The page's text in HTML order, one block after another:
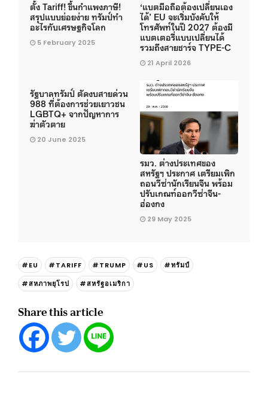
ตั้ง Tariff! ขึ้นกำแพงภาษี!
สรุปแบบย่อยง่าย ทรัมป์ทำ
อะไรกับเศรษฐกิจโลก
5 February 2025
‘แบตมือถือต้องเปลี่ยนเอง
ได้’ EU จะเริ่มบังคับให้
โทรศัพท์ในปี 2027 ต้องมี
แบตเตอรี่แบบเปลี่ยนได้
รวมถึงสายชาร์จ TYPE-C
21 April 2026
รัฐบาลทรัมป์ ตัดงบสายด่วน
988 ที่ต้องการช่วยเยาวชน
LGBTQ+ จากปัญหาการ
ฆ่าตัวตาย
20 June 2025
รมว. ต่างประเทศของ
สหรัฐฯ ประกาศ เตรียมเพิก
ถอนวีซ่านักเรียนจีน พร้อม
ปรับเกณฑ์ออกวีซ่าจีน-
ฮ่องกง
29 May 2025
#EU #TARIFF #TRUMP #US
#ทรัมป์
#สหภาพยุโรป
#สหรัฐอเมริกา
Share this article